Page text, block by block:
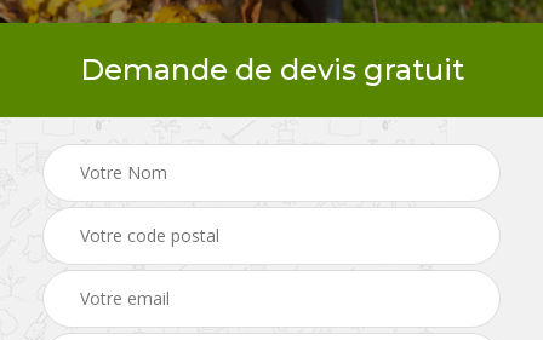
Demande de devis gratuit